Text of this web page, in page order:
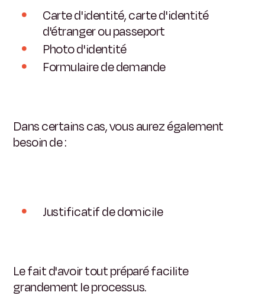
Carte d'identité, carte d'identité
d'étranger ou passeport
Photo d'identité
Formulaire de demande
Dans certains cas, vous aurez également
besoin de :
Justificatif de domicile
Le fait d'avoir tout préparé facilite
grandement le processus.